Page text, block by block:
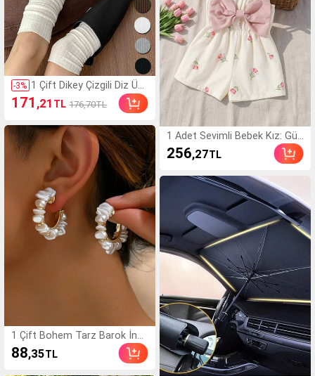
-3% 1 Çift Dikey Çizgili Diz Üst
ü Çorap, Çift İğne Örgü U
zun Çorap, Botlarla Giyile
ar, Kız Çocukları İçin JK T
arzı, Günlük Kullanıma Uy
gun, Y2K Modası, Rahat v
e Sıcak
171 ,21 TL 176,70TL
1 Çift Bohem Tarz Barok İnci
Küpe, Beyaz C Şeklinde Tasar
ım, Günlük Elbiseler, Askılı Üstl
88,35TL
1 Adet Sevimli Bebek Kız: Gün
lük, Sade ve Şirin Çizgili, Tüm
Yüzey Baskılı ve Fiyonklu Tulu
am Partileri, Gösteriler, Düğün
ler, Vaftiz Törenleri, Açılış Tör
enleri, Günlük Giyim, Okul, Gez
iler ve Sonbahar/Kış Mevsiml
eri İçin Uygundur. Bebek Kız Y
az Kıyafetleri Bebek Kız Tulu
mu Bebek Kız Vintage Stil Be
bek Kız Yaz Tulumu Bebek Kı
z Tatil Kıyafeti
256,27TL